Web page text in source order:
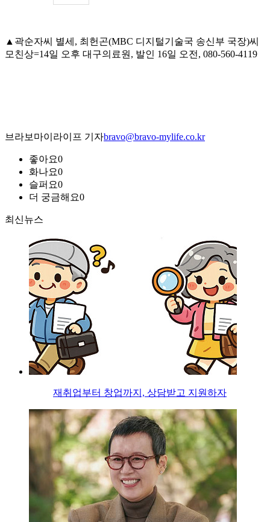
▲곽순자씨 별세, 최헌곤(MBC 디지털기술국 송신부 국장)씨
모친상=14일 오후 대구의료원, 발인 16일 오전, 080-560-4119
브라보마이라이프 기자bravo@bravo-mylife.co.kr
좋아요0
화나요0
슬퍼요0
더 궁금해요0
최신뉴스
재취업부터 창업까지, 상담받고 지원하자